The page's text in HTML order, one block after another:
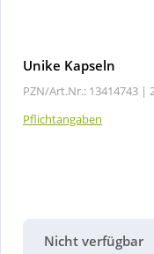
Unike Kapseln
PZN/Art.Nr.: 13414743 |
Pflichtangaben
Nicht verfügbar